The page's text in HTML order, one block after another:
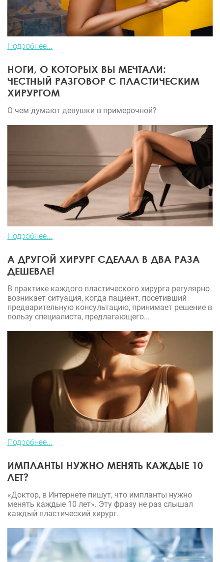
Подробнее...
НОГИ, О КОТОРЫХ ВЫ МЕЧТАЛИ:
ЧЕСТНЫЙ РАЗГОВОР С ПЛАСТИЧЕСКИМ
ХИРУРГОМ
О чем думают девушки в примерочной?
Подробнее...
А ДРУГОЙ ХИРУРГ СДЕЛАЛ В ДВА РАЗА
ДЕШЕВЛЕ!
В практике каждого пластического хирурга регулярно
возникает ситуация, когда пациент, посетивший
предварительную консультацию, принимает решение в
пользу специалиста, предлагающего...
Подробнее...
ИМПЛАНТЫ НУЖНО МЕНЯТЬ КАЖДЫЕ 10
ЛЕТ?
«Доктор, в Интернете пишут, что импланты нужно
менять каждые 10 лет». Эту фразу не раз слышал
каждый пластический хирург.